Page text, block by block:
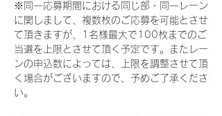
※同一応募期間における同じ部・同一レーン
に関しまして、複数枚のご応募を可能とさせ
て頂きますが、1名様最大で100枚までのご
当選を上限とさせて頂く予定です。またレー
ンの申込数によっては、上限を調整させて頂
く場合がございますので、予めご了承くださ
い。